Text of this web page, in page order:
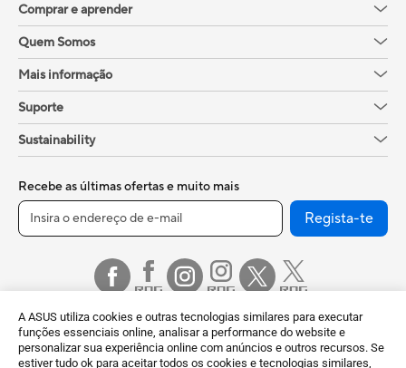
A ASUS utiliza cookies e outras tecnologias similares para executar
funções essenciais online, analisar a performance do website e
personalizar sua experiência online com anúncios e outros recursos. Se
estiver tudo ok para aceitar todos os cookies e tecnologias similares,
Comprar e aprender
Quem Somos
Mais informação
Suporte
Sustainability
Recebe as últimas ofertas e muito mais
Regista-te